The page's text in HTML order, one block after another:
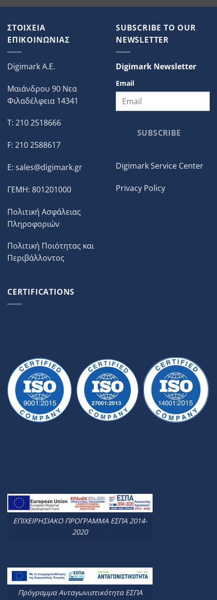
ΣΤΟΙΧΕΙΑ
ΕΠΙΚΟΙΝΩΝΙΑΣ
Digimark A.E.
Μαιάνδρου 90 Νεα
Φιλαδέλφεια 14341
T: 210 2518666
F: 210 2588617
E: sales@digimark.gr
ΓΕΜΗ: 801201000
Πολιτική Ασφάλειας
Πληροφοριών
Πολιτική Ποιότητας και
Περιβάλλοντος
SUBSCRIBE TO OUR
NEWSLETTER
Digimark Newsletter
Email
SUBSCRIBE
Digimark Service Center
Privacy Policy
CERTIFICATIONS
ΕΠΙΧΕΙΡΗΣΙΑΚΟ ΠΡΟΓΡΑΜΜΑ ΕΣΠΑ 2014-
2020
Πρόγραμμα Ανταγωνιστικότητα ΕΣΠΑ